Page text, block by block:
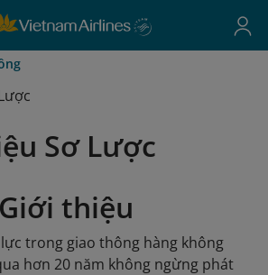
Sơ Lược
Giới thiệu
trong giao thông hàng không
hơn 20 năm không ngừng phát